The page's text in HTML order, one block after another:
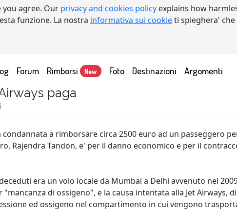
you agree. Our privacy and cookies policy explains how
funzione. La nostra informativa sui cookieti spieghera'
Forum Rimborsi New Foto Destinazioni Argomenti
paga
condannata a rimborsare circa 2500 euro ad un passeggero
Rajendra Tandon, e' per il danno economico e per il
era un volo locale da Mumbai a Delhi avvenuto nel
di ossigeno", e la causa intentata alla Jet Airways,
ed ossigeno nel compartimento in cui vengono